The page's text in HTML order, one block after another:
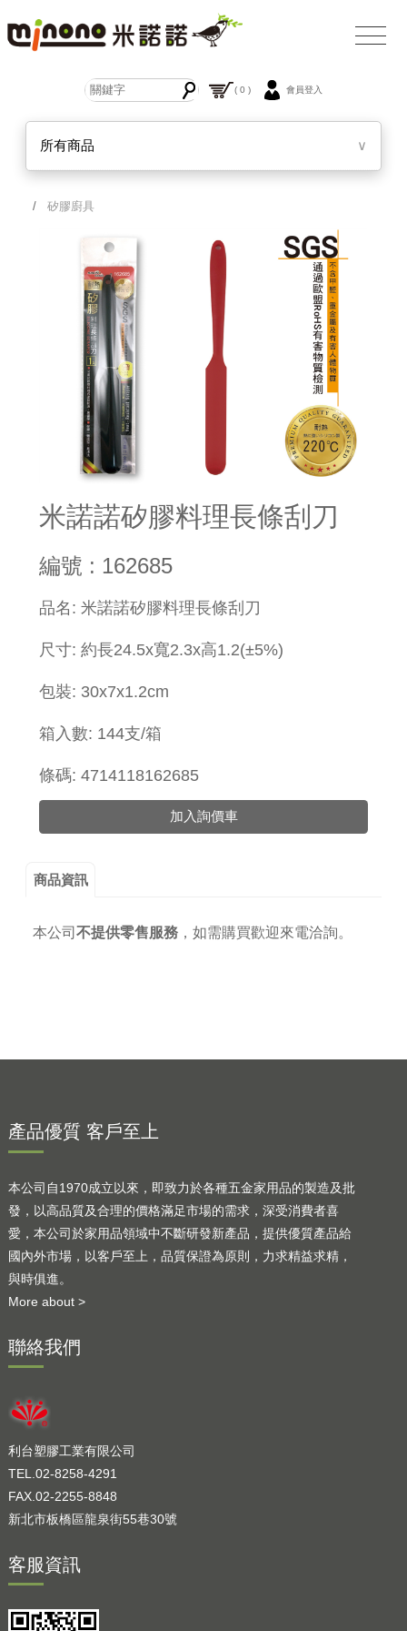
( 0 ) 會員登入
所有商品 ∨
/矽膠廚具
米諾諾矽膠料理長條刮刀
編號 : 162685
​品名: 米諾諾矽膠料理長條刮刀
尺寸: 約長24.5x寬2.3x高1.2(±5%)
包裝: 30x7x1.2cm
箱入數: 144支/箱
條碼: 4714118162685
加入詢價車
商品資訊
本公司 不提供零售服務， 如需購買歡迎來電洽詢。
產品優質 客戶至上
本公司自1970成立以來，即致力於各種五金家用品的製造及批
發，以高品質及合理的價格滿足市場的需求，深受消費者喜
愛，本公司於家用品領域中不斷研發新產品，提供優質產品給
國內外市場，以客戶至上，品質保證為原則，力求精益求精，
與時俱進。
More about >
聯絡我們
利台塑膠工業有限公司
TEL.02-8258-4291
FAX.02-2255-8848
新北市板橋區龍泉街55巷30號
客服資訊